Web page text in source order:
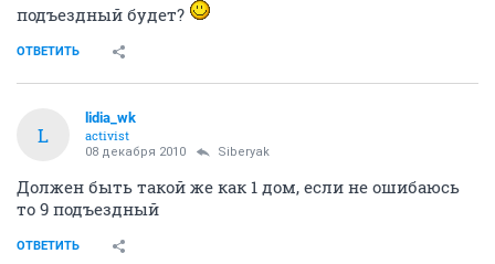
подъездный будет?
ОТВЕТИТЬ
L
lidia_wk
activist
08 декабря 2010 Siberyak
Должен быть такой же как 1 дом, если не ошибаюсь
то 9 подъездный
ОТВЕТИТЬ